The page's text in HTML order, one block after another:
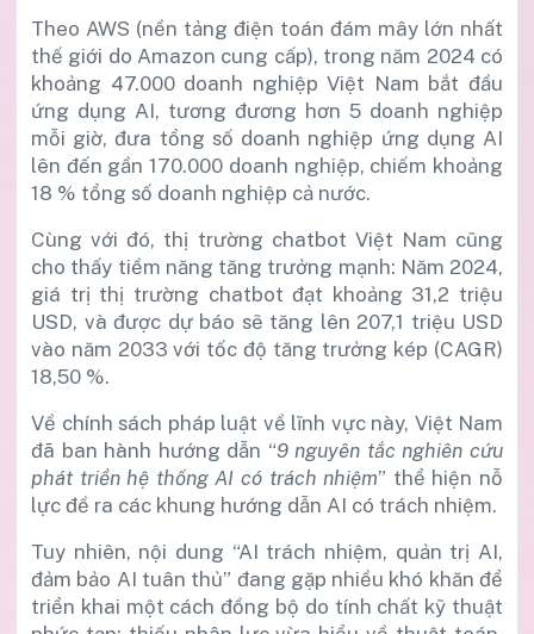
Theo AWS (nền tảng điện toán đám mây lớn nhất
thế giới do Amazon cung cấp), trong năm 2024 có
khoảng 47.000 doanh nghiệp Việt Nam bắt đầu
ứng dụng AI, tương đương hơn 5 doanh nghiệp
mỗi giờ, đưa tổng số doanh nghiệp ứng dụng AI
lên đến gần 170.000 doanh nghiệp, chiếm khoảng
18 % tổng số doanh nghiệp cả nước.
Cùng với đó, thị trường chatbot Việt Nam cũng
cho thấy tiềm năng tăng trưởng mạnh: Năm 2024,
giá trị thị trường chatbot đạt khoảng 31,2 triệu
USD, và được dự báo sẽ tăng lên 207,1 triệu USD
vào năm 2033 với tốc độ tăng trưởng kép (CAGR)
18,50 %.
Về chính sách pháp luật về lĩnh vực này, Việt Nam
đã ban hành hướng dẫn “9 nguyên tắc nghiên cứu
phát triển hệ thống AI có trách nhiệm” thể hiện nỗ
lực đề ra các khung hướng dẫn AI có trách nhiệm.
Tuy nhiên, nội dung “AI trách nhiệm, quản trị AI,
đảm bảo AI tuân thủ” đang gặp nhiều khó khăn để
triển khai một cách đồng bộ do tính chất kỹ thuật